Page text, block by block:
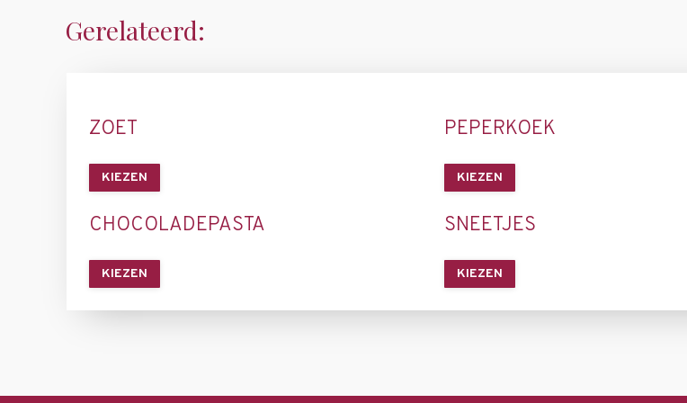
Gerelateerd:
ZOET
KIEZEN
PEPERKOEK
KIEZEN
CHOCOLADEPASTA
KIEZEN
SNEETJES
KIEZEN